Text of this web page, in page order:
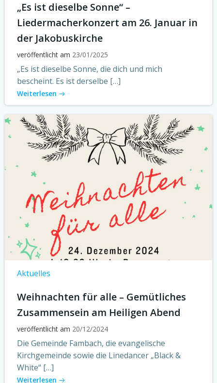
„Es ist dieselbe Sonne“ –
Liedermacherkonzert am 26. Januar in
der Jakobuskirche
veröffentlicht am 23/01/2025
„Es ist dieselbe Sonne, die dich und mich
bescheint. Es ist derselbe […]
Weiterlesen
Aktuelles
Weihnachten für alle – Gemütliches
Zusammensein am Heiligen Abend
veröffentlicht am 20/12/2024
Die Gemeinde Fambach, die evangelische
Kirchgemeinde sowie die Linedancer „Black &
White“ […]
Weiterlesen